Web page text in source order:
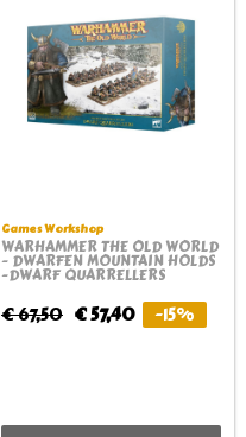
Games Workshop
WARHAMMER THE OLD WORLD
- DWARFEN MOUNTAIN HOLDS
-DWARF QUARRELLERS
€ 67,50 € 57,40 -15%